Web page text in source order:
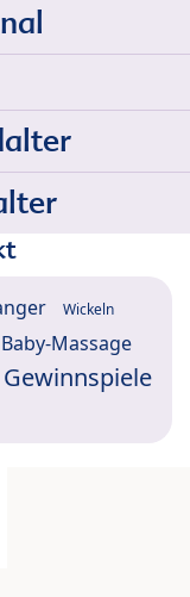
Wickeln
Baby-Massage
Gewinnspiele